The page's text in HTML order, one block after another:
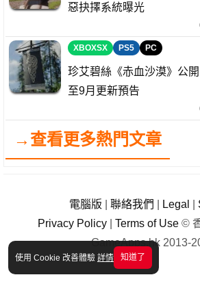
使用 Cookie 改善體驗 詳情 知道了
惡抉擇系統曝光
XBOXSX PS5 PC
珍艾碧絲《赤血沙漠》公
至9月更新預告
→查看更多熱門文章
電腦版 聯絡我們 Legal
Privacy Policy
Terms of Use ©
GameApps.hk 2013-